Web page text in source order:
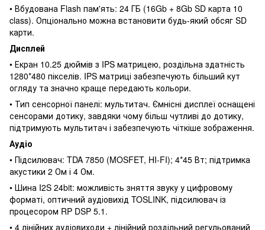
• Вбудована Flash пам'ять: 24 ГБ (16Gb + 8Gb SD карта 10
class). Опціонально можна встановити будь-який обсяг SD
карти.
Дисплей
• Екран 10.25 дюймів з IPS матрицею, роздільна здатність
1280*480 пікселів. IPS матриці забезпечують більший кут
огляду та значно краще передають кольори.
• Тип сенсорної панелі: мультитач. Ємнісні дисплеї оснащені
сенсорами дотику, завдяки чому більш чутливі до дотику,
підтримують мультитач і забезпечують чіткіше зображення.
Аудіо
• Підсилювач: TDA 7850 (MOSFET, HI-FI); 4*45 Вт; підтримка
акустики 2 Ом і 4 Ом.
• Шина I2S 24bit: можливість зняття звуку у цифровому
форматі, оптичний аудіовихід TOSLINK, підсилювач із
процесором RP DSP 5.1.
• 4 лінійних аудіовиходи + лінійний роздільний регульований